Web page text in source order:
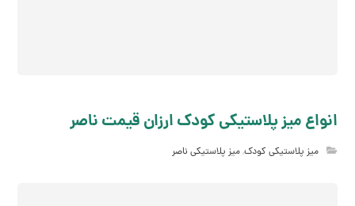
انواع میز پلاستیکی کودک ارزان قیمت ناصر
میز پلاستیکی کودک,میز پلاستیکی ناصر